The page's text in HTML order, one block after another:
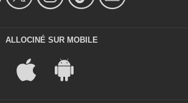
ALLOCINÉ SUR MOBILE